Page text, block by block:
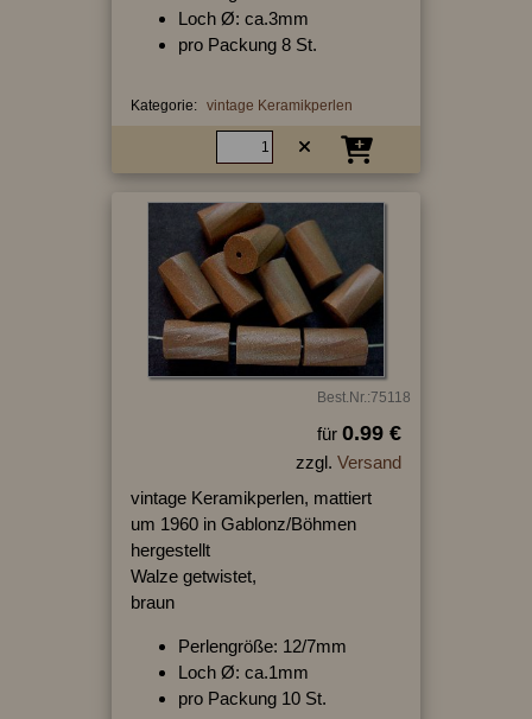
Loch Ø: ca.3mm
pro Packung 8 St.
Kategorie: vintage Keramikperlen
Best.Nr.:75118
für 0.99 €
zzgl. Versand
vintage Keramikperlen, mattiert
um 1960 in Gablonz/Böhmen
hergestellt
Walze getwistet,
braun
Perlengröße: 12/7mm
Loch Ø: ca.1mm
pro Packung 10 St.